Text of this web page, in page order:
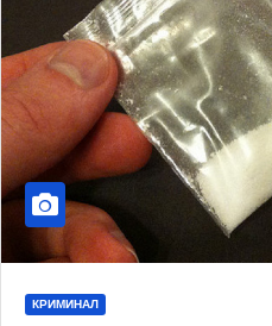
КРИМИНАЛ